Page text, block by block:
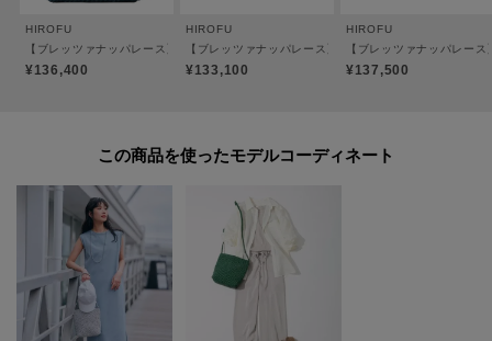
きめ細やかでなめらかな質感が特徴。
【グループについて】
職人の高い技術が光るメッシュのシリーズ、「ブレッツァ」。
「ブレッツァナッパレース」は贅沢なシープナッパをロープ状にし、ハンド
ルからボディまで一続きに編み上げられているためサイドに接ぎがなく立体
HIROFU
【ブレッツァナッパレース】レザーメッシュショルダーバッグ S 本革（商品番号：
¥136,400
HIROFU
【ブレッツァナッパレース】レザーメッシュトートバ
¥133,100
HIROFU
【ブレッツァナッパレー
¥137,500
この商品を使った